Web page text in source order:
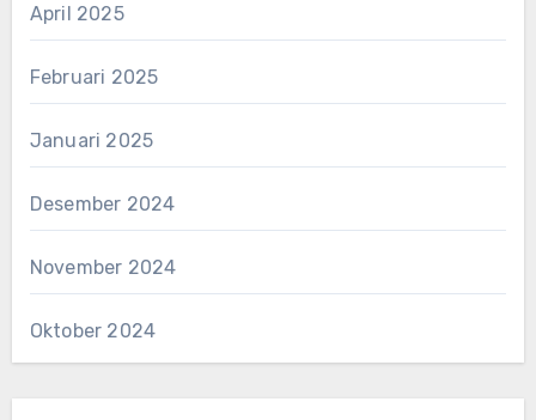
April 2025
Februari 2025
Januari 2025
Desember 2024
November 2024
Oktober 2024